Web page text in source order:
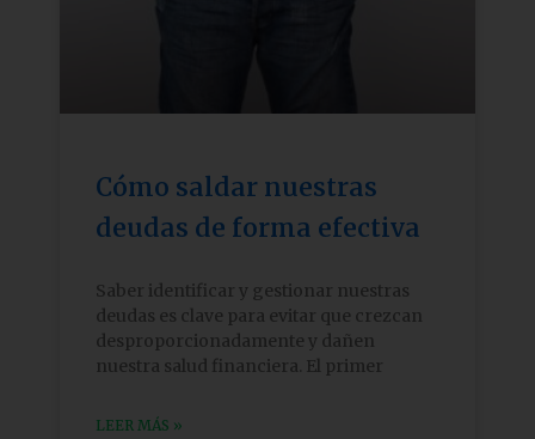
Cómo saldar nuestras
deudas de forma efectiva
Saber identificar y gestionar nuestras
deudas es clave para evitar que crezcan
desproporcionadamente y dañen
nuestra salud financiera. El primer
LEER MÁS »